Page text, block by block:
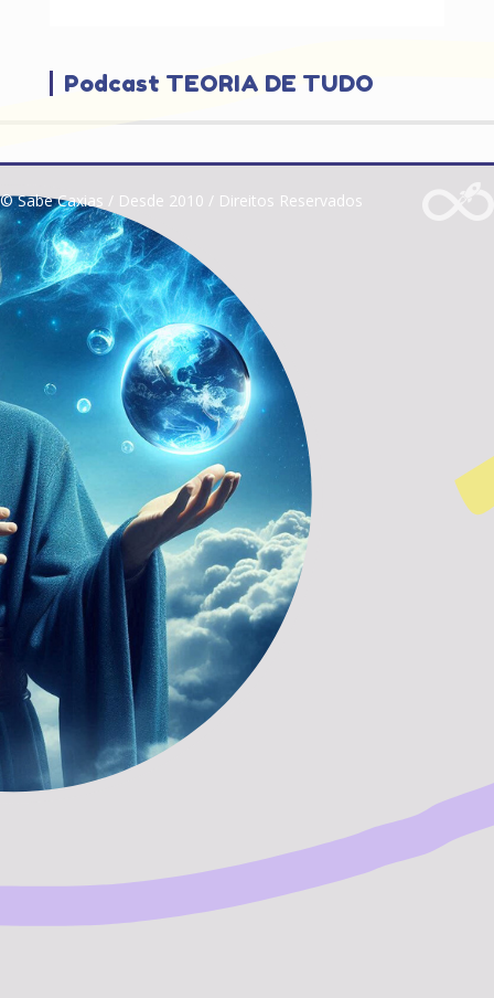
Podcast TEORIA DE TUDO
© Sabe Caxias / Desde 2010 / Direitos Reservados